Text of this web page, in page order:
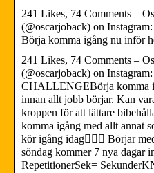
241 Likes, 74 Comments –
(@oscarjoback) on
Börja komma igång nu inför
241 Likes, 74 Comments –
(@oscarjoback) on
CHALLENGEBörja komma
innan allt jobb börjar. Kan
kroppen för att lättare
komma igång med allt annat
kör igång idag🧘🏻‍♂️ Börjar
söndag kommer 7 nya dagar
RepetitionerSek=